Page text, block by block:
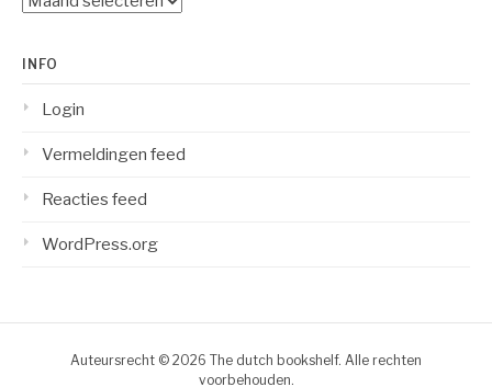
INFO
Login
Vermeldingen feed
Reacties feed
WordPress.org
Auteursrecht © 2026 The dutch bookshelf. Alle rechten
voorbehouden.